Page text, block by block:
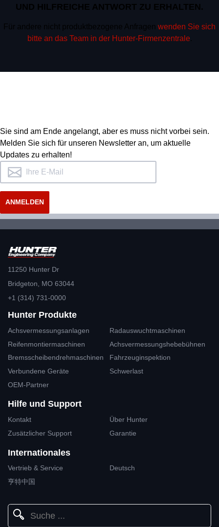
UND HILFREICHE ANTWORT ZU ERHALTEN.
Für andere nicht produktbezogene Anfragen wenden Sie sich
bitte an das Team in der Hunter-Firmenzentrale.
Sie sind am Ende angelangt, aber es muss nicht vorbei sein.
Melden Sie sich für unseren Newsletter an, um aktuelle
Updates zu erhalten!
11250 Hunter Dr
Bridgeton, MO 63044
+1 (314) 731-0000
Hunter Produkte
Achsvermessungsanlagen
Radauswuchtmaschinen
Reifenmontiermaschinen
Achsvermessungshebebühnen
Bremsscheibendrehmaschinen
Fahrzeuginspektion
Verbundene Geräte
Schwerlast
OEM-Partner
Hilfe und Support
Kontakt
Über Hunter
Zusätzlicher Support
Garantie
Internationales
Vertrieb & Service
Deutsch
亨特中国